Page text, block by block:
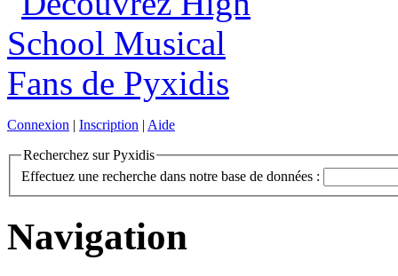
Connexion | Inscription | Aide
Recherchez sur Pyxidis
Effectuez une recherche dans notre base de données :
Navigation